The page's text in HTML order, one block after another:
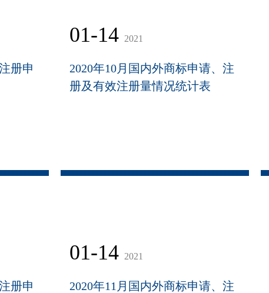
册申
01-14 2021
2020年10月国内外商标申请、注
册及有效注册量情况统计表
册申
01-14 2021
2020年11月国内外商标申请、注